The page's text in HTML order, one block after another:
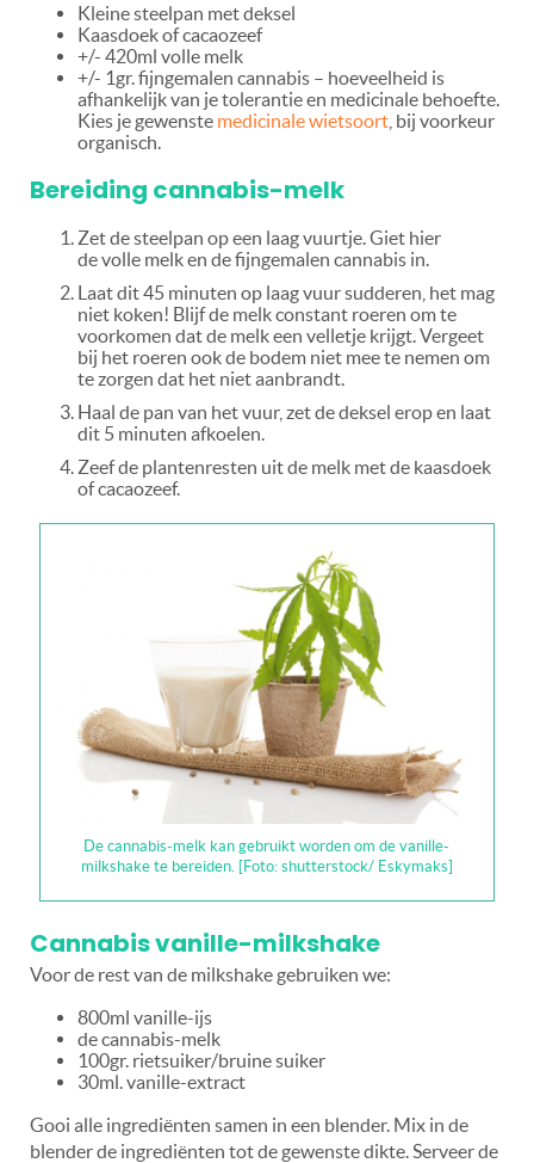
Kleine steelpan met deksel
Kaasdoek of cacaozeef
+/- 420ml volle melk
+/- 1gr. fijngemalen cannabis – hoeveelheid is
afhankelijk van je tolerantie en medicinale behoefte.
Kies je gewenste medicinale wietsoort , bij voorkeur
organisch.
Bereiding cannabis-melk
Zet de steelpan op een laag vuurtje. Giet hier
de volle melk en de fijngemalen cannabis in.
Laat dit 45 minuten op laag vuur sudderen, het mag
niet koken! Blijf de melk constant roeren om te
voorkomen dat de melk een velletje krijgt. Vergeet
bij het roeren ook de bodem niet mee te nemen om
te zorgen dat het niet aanbrandt.
Haal de pan van het vuur, zet de deksel erop en laat
dit 5 minuten afkoelen.
Zeef de plantenresten uit de melk met de kaasdoek
of cacaozeef.
De cannabis-melk kan gebruikt worden om de vanille-
milkshake te bereiden. [Foto: shutterstock/ Eskymaks]
Cannabis vanille-milkshake
Voor de rest van de milkshake gebruiken we:
800ml vanille-ijs
de cannabis-melk
100gr. rietsuiker/bruine suiker
30ml. vanille-extract
Gooi alle ingrediënten samen in een blender. Mix in de
blender de ingrediënten tot de gewenste dikte. Serveer de